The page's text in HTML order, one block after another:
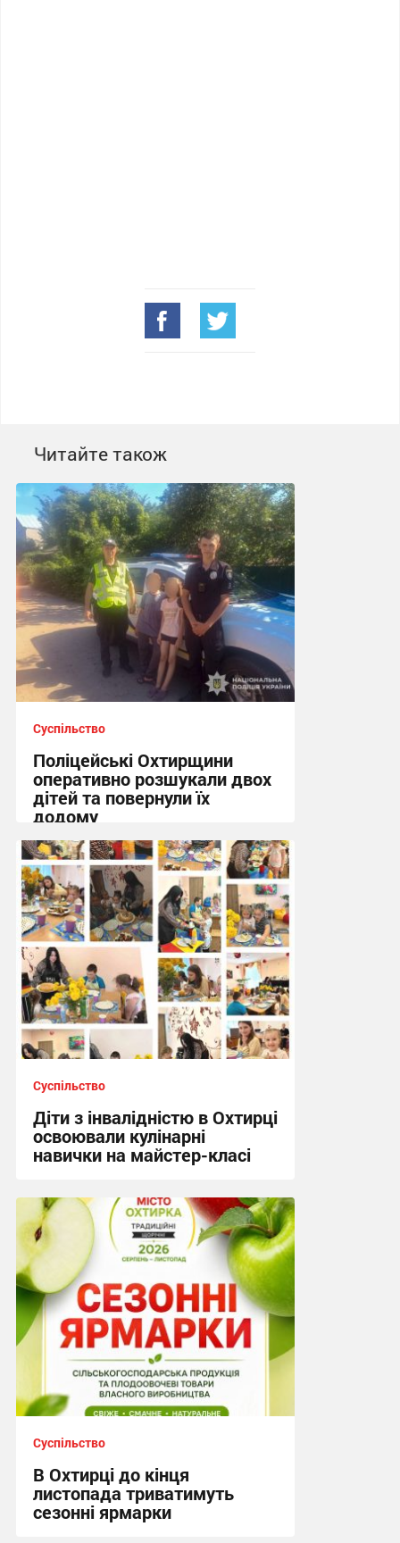
Читайте також
Суспільство
Поліцейські Охтирщини
оперативно розшукали двох
дітей та повернули їх
додому
10:19, 5.08.2026
Суспільство
Діти з інвалідністю в Охтирці
освоювали кулінарні
навички на майстер-класі
15:19, 4.08.2026
Суспільство
В Охтирці до кінця
листопада триватимуть
сезонні ярмарки